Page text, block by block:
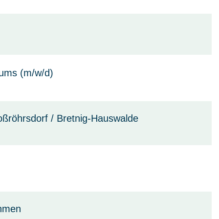
(m/w/d)
/ Bretnig-Hauswalde